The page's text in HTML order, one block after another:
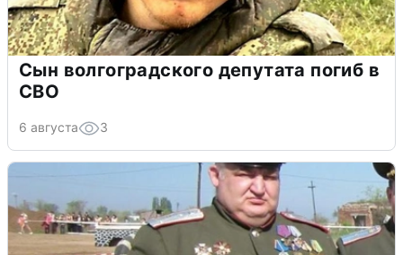
Сын волгоградского депутата погиб в
СВО
6 августа 3